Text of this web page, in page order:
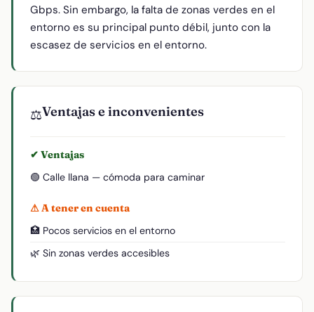
Gbps. Sin embargo, la falta de zonas verdes en el
entorno es su principal punto débil, junto con la
escasez de servicios en el entorno.
⚖️Ventajas e inconvenientes
✔ Ventajas
🟢 Calle llana — cómoda para caminar
⚠ A tener en cuenta
🏥 Pocos servicios en el entorno
🌿 Sin zonas verdes accesibles